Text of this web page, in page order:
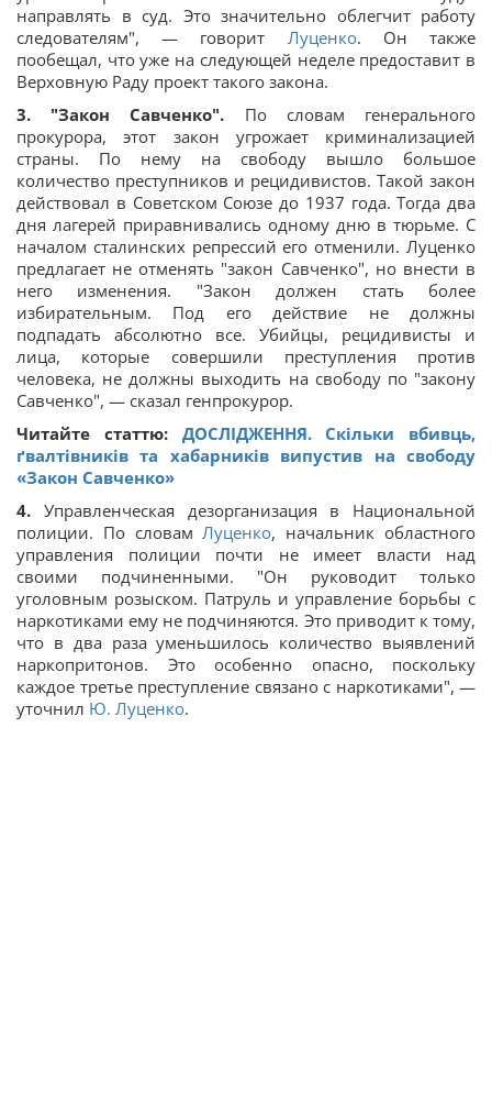
направлять в суд. Это значительно облегчит работу
следователям", — говорит Луценко. Он также
пообещал, что уже на следующей неделе предоставит в
Верховную Раду проект такого закона.
3. "Закон Савченко". По словам генерального
прокурора, этот закон угрожает криминализацией
страны. По нему на свободу вышло большое
количество преступников и рецидивистов. Такой закон
действовал в Советском Союзе до 1937 года. Тогда два
дня лагерей приравнивались одному дню в тюрьме. С
началом сталинских репрессий его отменили. Луценко
предлагает не отменять "закон Савченко", но внести в
него изменения. "Закон должен стать более
избирательным. Под его действие не должны
подпадать абсолютно все. Убийцы, рецидивисты и
лица, которые совершили преступления против
человека, не должны выходить на свободу по "закону
Савченко", — сказал генпрокурор.
Читайте статтю: ДОСЛІДЖЕННЯ. Скільки вбивць,
ґвалтівників та хабарників випустив на свободу
«Закон Савченко»
4. Управленческая дезорганизация в Национальной
полиции. По словамЛуценко, начальник областного
управления полиции почти не имеет власти над
своими подчиненными. "Он руководит только
уголовным розыском. Патруль и управление борьбы с
наркотиками ему не подчиняются. Это приводит к тому,
что в два раза уменьшилось количество выявлений
наркопритонов. Это особенно опасно, поскольку
каждое третье преступление связано с наркотиками", —
уточнил Ю. Луценко.